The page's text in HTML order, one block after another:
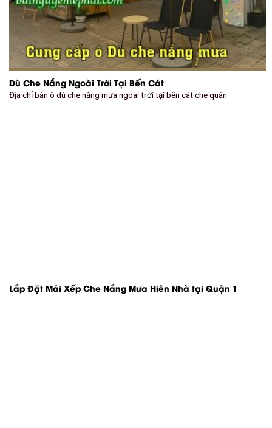
Dù Che Nắng Ngoài Trời Tại Bến Cát
Địa chỉ bán ô dù che nắng mưa ngoài trời tại bên cát che quán
Lắp Đặt Mái Xếp Che Nắng Mưa Hiên Nhà tại Quận 1